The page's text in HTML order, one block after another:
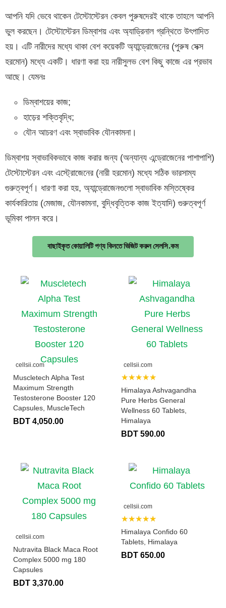
আপনি যদি ভেবে থাকেন টেস্টোস্টেরন কেবল পুরুষদেরই থাকে তাহলে আপনি
ভুল করছেন। টেস্টোস্টেরন ডিম্বাশয় এবং অ্যাড্রিনাল গ্রন্থিতে উৎপাদিত
হয়। এটি নারীদের মধ্যে থাকা বেশ কয়েকটি অ্যান্ড্রোজেনের (পুরুষ সেক্স
হরমোন) মধ্যে একটি। ধারণা করা হয় নারীসুলভ বেশ কিছু কাজে এর প্রভাব
আছে। যেমনঃ
ডিম্বাশয়ের কাজ;
হাড়ের শক্তিবৃদ্ধি;
যৌন আচরণ এবং স্বাভাবিক যৌনকামনা।
ডিম্বাশয় স্বাভাবিকভাবে কাজ করার জন্য (অন্যান্য এন্ড্রোজেনের পাশাপাশি)
টেস্টোস্টেরন এবং এস্ট্রোজেনের (নারী হরমোন) মধ্যে সঠিক ভারসাম্য
গুরুত্বপূর্ণ। ধারণা করা হয়, অ্যান্ড্রোজেনগুলো স্বাভাবিক মস্তিষ্কের
কার্যকারিতায় (মেজাজ, যৌনকামনা, বুদ্ধিবৃত্তিক কাজ ইত্যাদি) গুরুত্বপূর্ণ
ভূমিকা পালন করে।
বাছাইকৃত কোয়ালিটি পণ্য কিনতে ভিজিট করুন সেলসি.কম
cellsii.com
Muscletech Alpha Test
Maximum Strength
Testosterone Booster 120
Capsules, MuscleTech
BDT 4,050.00
cellsii.com
★★★★★
Himalaya Ashvagandha
Pure Herbs General
Wellness 60 Tablets,
Himalaya
BDT 590.00
cellsii.com
Nutravita Black Maca Root
Complex 5000 mg 180
Capsules
BDT 3,370.00
cellsii.com
★★★★★
Himalaya Confido 60
Tablets, Himalaya
BDT 650.00